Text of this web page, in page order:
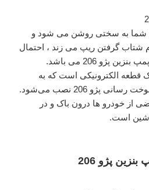
اگر مدتی است که پژو 206 شما به سختی روشن می شود و
شتاب گرفتن ریپ می زند ، احتمال
پژو 206 می باشد.
قطعه الکترونیکی است که به
عنوان بخشی از سیستم سوخت رسانی پژو 206 نصب می‌شود.
از خودرو ها درون باک و در
است.
پژو 206